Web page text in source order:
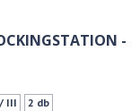
-
III 2 db